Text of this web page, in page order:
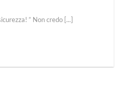
” Non credo [...]